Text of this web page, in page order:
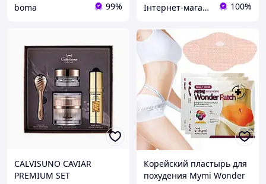
boma 99% Інтернет-магазин Beautiful 100%
CALVISUNO CAVIAR
PREMIUM SET
Корейский пластырь для
похудения Mymi Wonder